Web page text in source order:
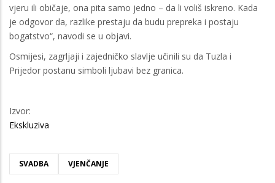
vjeru ili običaje, ona pita samo jedno – da li voliš iskreno. Kada
je odgovor da, razlike prestaju da budu prepreka i postaju
bogatstvo“, navodi se u objavi.
Osmijesi, zagrljaji i zajedničko slavlje učinili su da Tuzla i
Prijedor postanu simboli ljubavi bez granica.
Izvor:
Ekskluziva
SVADBA VJENČANJE